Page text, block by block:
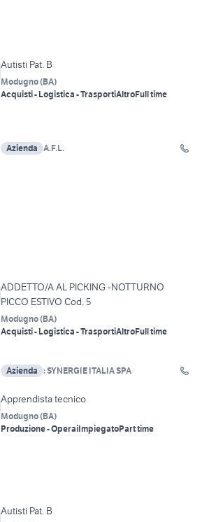
Autisti Pat. B
Modugno(BA)
Acquisti - Logistica - TrasportiAltroFull time
Azienda A.F.L.
ADDETTO/A AL PICKING -NOTTURNO
PICCO ESTIVO Cod. 5
Modugno(BA)
Acquisti - Logistica - TrasportiAltroFull time
Azienda : SYNERGIE ITALIA SPA
Apprendista tecnico
Modugno(BA)
Produzione - OperaiImpiegatoPart time
Autisti Pat. B